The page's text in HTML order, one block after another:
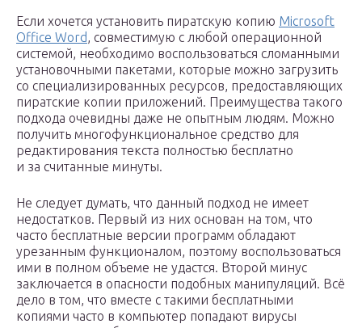
Если хочется установить пиратскую копию Microsoft
Office Word, совместимую с любой операционной
системой, необходимо воспользоваться сломанными
установочными пакетами, которые можно загрузить
со специализированных ресурсов, предоставляющих
пиратские копии приложений. Преимущества такого
подхода очевидны даже не опытным людям. Можно
получить многофункциональное средство для
редактирования текста полностью бесплатно
и за считанные минуты.
Не следует думать, что данный подход не имеет
недостатков. Первый из них основан на том, что
часто бесплатные версии программ обладают
урезанным функционалом, поэтому воспользоваться
ими в полном объеме не удастся. Второй минус
заключается в опасности подобных манипуляций. Всё
дело в том, что вместе с такими бесплатными
копиями часто в компьютер попадают вирусы